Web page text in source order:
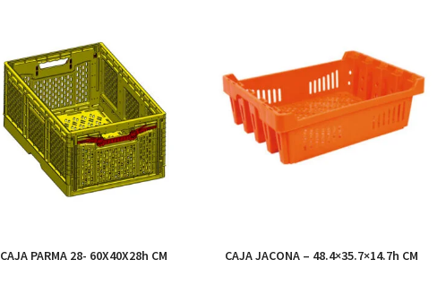
CAJA PARMA 28- 60X40X28h CM CAJA JACONA – 48.4×35.7×14.7h CM